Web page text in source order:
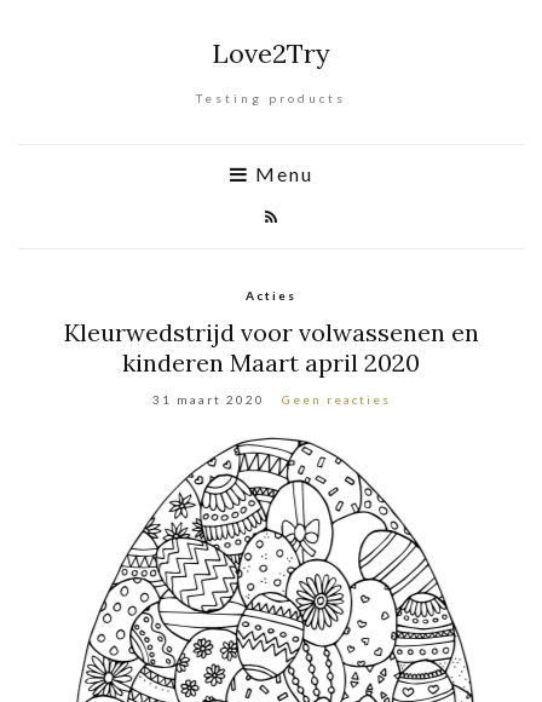
Love2Try
Testing products
Menu
Acties
Kleurwedstrijd voor volwassenen en
kinderen Maart april 2020
31 maart 2020 Geen reacties